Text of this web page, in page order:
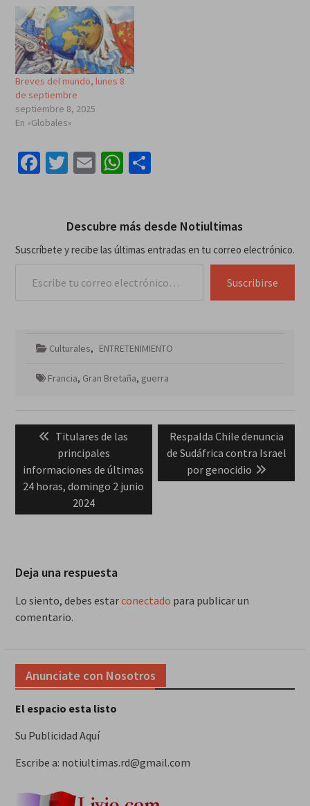
Breves del mundo, lunes 8
de septiembre
septiembre 8, 2025
En «Globales»
Facebook
Twitter
EmailWhatsApp
Compartir
Descubre más desde Notiultimas
Suscríbete y recibe las últimas entradas en tu correo electrónico.
Suscribirse
Culturales, ENTRETENIMIENTO
Francia, Gran Bretaña, guerra
Navegación
entradas
Previous
post:
Titulares de las
principales
informaciones de últimas
24 horas, domingo 2 junio
2024
Next
post:
Respalda Chile denuncia
de Sudáfrica contra Israel
por genocidio
Deja una respuesta
Lo siento, debes estarconectado para publicar un
comentario.
Anunciate con Nosotros
El espacio esta listo
Su Publicidad Aquí
Escribe a: notiultimas.rd@gmail.com